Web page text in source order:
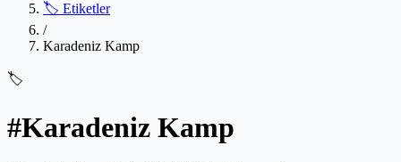
🏷️ Etiketler
/
Karadeniz Kamp
🏷️
#Karadeniz Kamp